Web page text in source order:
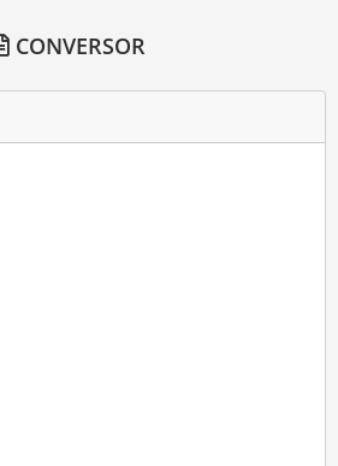
CONVERSOR